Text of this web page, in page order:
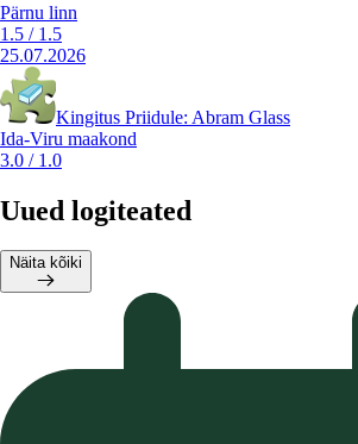
Pärnu linn
1.5 / 1.5
25.07.2026
Kingitus Priidule: Abram Glass
Ida-Viru maakond
3.0 / 1.0
Uued logiteated
Näita kõiki